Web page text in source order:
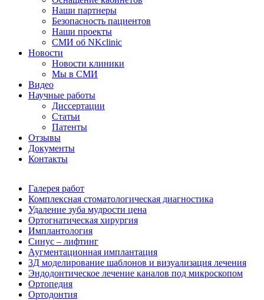
Наши партнеры
Безопасность пациентов
Наши проекты
СМИ об NKclinic
Новости
Новости клиники
Мы в СМИ
Видео
Научные работы
Диссертации
Статьи
Патенты
Отзывы
Документы
Контакты
Галерея работ
Комплексная стоматологическая диагностика
Удаление зуба мудрости цена
Ортогнатическая хирургия
Имплантология
Синус – лифтинг
Аугментационная имплантация
3Д моделирование шаблонов и визуализация лечения
Эндодонтическое лечение каналов под микроскопом
Ортопедия
Ортодонтия